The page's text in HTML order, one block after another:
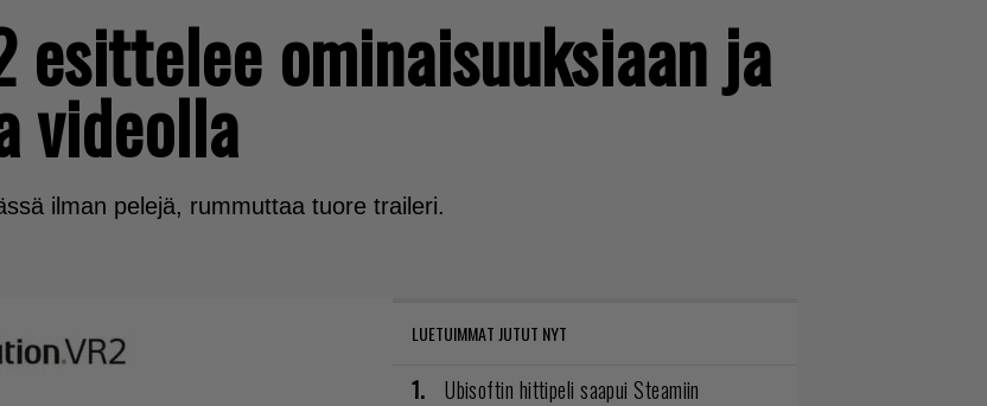
esittelee ominaisuuksiaan ja
videolla
ilman pelejä, rummuttaa tuore traileri.
LUETUIMMAT JUTUT NYT
Ubisoftin hittipeli saapui Steamiin